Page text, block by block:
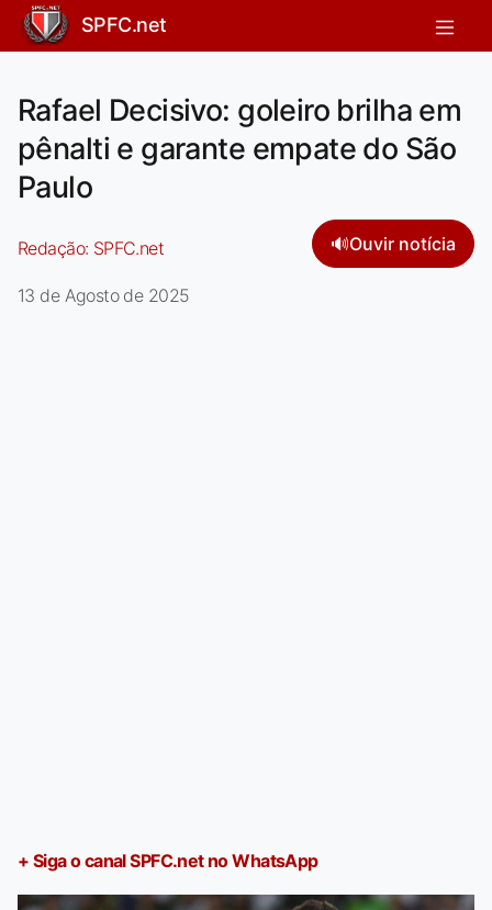
SPFC.net
Rafael Decisivo: goleiro brilha em
pênalti e garante empate do São
Paulo
Redação: SPFC.net 🔊Ouvir notícia
13 de Agosto de 2025
+ Siga o canal SPFC.net no WhatsApp